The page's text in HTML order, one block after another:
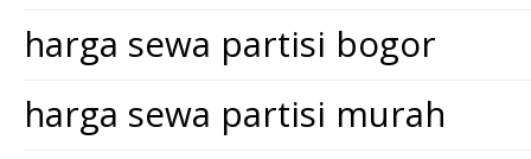
harga sewa partisi bogor
harga sewa partisi murah